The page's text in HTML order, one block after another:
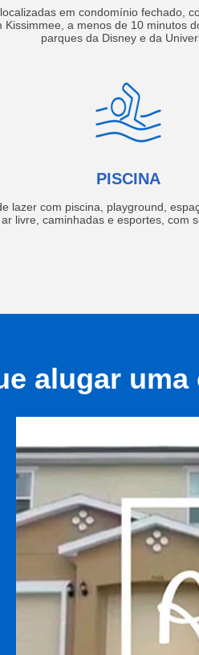
em condomínio fechado,
Kissimmee, a menos de 10 minutos
parques da Disney e da
PISCINA
lazer com piscina, playground,
livre, caminhadas e esportes, com
alugar